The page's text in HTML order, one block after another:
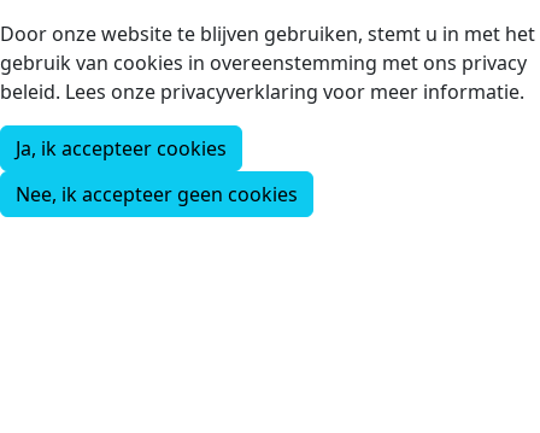
Door onze website te blijven gebruiken, stemt u in met het
gebruik van cookies in overeenstemming met ons privacy
beleid. Lees onze privacyverklaring voor meer informatie.
Ja, ik accepteer cookies
Nee, ik accepteer geen cookies